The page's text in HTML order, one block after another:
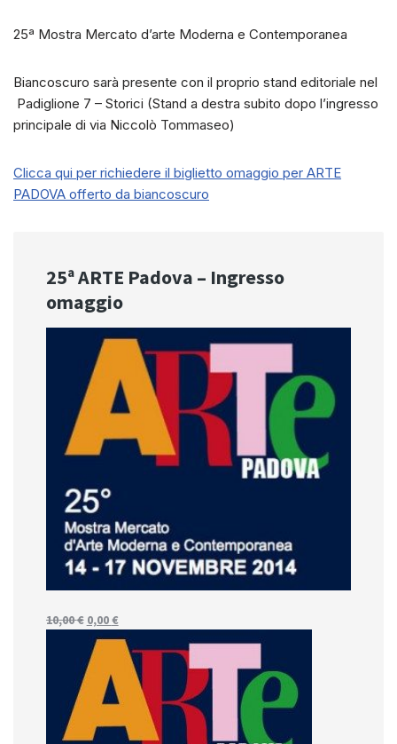
25ª Mostra Mercato d’arte Moderna e Contemporanea
Biancoscuro sarà presente con il proprio stand editoriale nel
Padiglione 7 – Storici (Stand a destra subito dopo l’ingresso
principale di via Niccolò Tommaseo)
Clicca qui per richiedere il biglietto omaggio per ARTE
PADOVA offerto da biancoscuro